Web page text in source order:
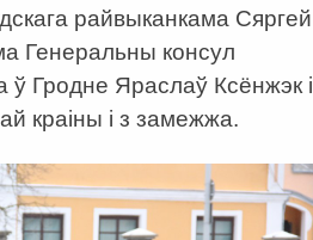
райвыканкама Сяргей
Генеральны консул
ў Гродне Яраслаў Ксёнжэк і
краіны і з замежжа.